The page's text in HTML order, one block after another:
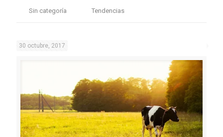
Sin categoría Tendencias
30 octubre, 2017